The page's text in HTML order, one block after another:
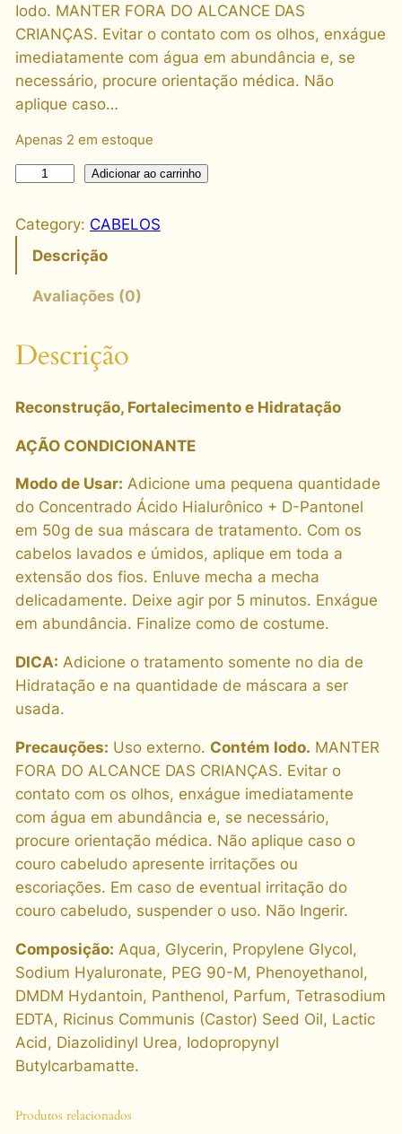
Iodo. MANTER FORA DO ALCANCE DAS
CRIANÇAS. Evitar o contato com os olhos, enxágue
imediatamente com água em abundância e, se
necessário, procure orientação médica. Não
aplique caso…
Apenas 2 em estoque
p
T
a
a
m
e
n
t
o
C
a
i
l
a
C
o
n
c
e
n
t
r
a
d
o
Á
c
i
o
Adicionar ao carrinho
Category: CABELOS
Descrição
Avaliações (0)
Descrição
Reconstrução, Fortalecimento e Hidratação
AÇÃO CONDICIONANTE
Modo de Usar: Adicione uma pequena quantidade
do Concentrado Ácido Hialurônico + D-Pantonel
em 50g de sua máscara de tratamento. Com os
cabelos lavados e úmidos, aplique em toda a
extensão dos fios. Enluve mecha a mecha
delicadamente. Deixe agir por 5 minutos. Enxágue
em abundância. Finalize como de costume.
DICA: Adicione o tratamento somente no dia de
Hidratação e na quantidade de máscara a ser
usada.
Precauções: Uso externo. Contém Iodo. MANTER
FORA DO ALCANCE DAS CRIANÇAS. Evitar o
contato com os olhos, enxágue imediatamente
com água em abundância e, se necessário,
procure orientação médica. Não aplique caso o
couro cabeludo apresente irritações ou
escoriações. Em caso de eventual irritação do
couro cabeludo, suspender o uso. Não Ingerir.
Composição: Aqua, Glycerin, Propylene Glycol,
Sodium Hyaluronate, PEG 90-M, Phenoyethanol,
DMDM Hydantoin, Panthenol, Parfum, Tetrasodium
EDTA, Ricinus Communis (Castor) Seed Oil, Lactic
Acid, Diazolidinyl Urea, Iodopropynyl
Butylcarbamatte.
Produtos relacionados